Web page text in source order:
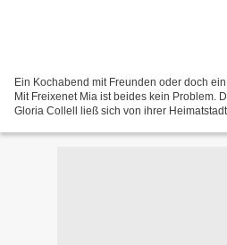
Ein Kochabend mit Freunden oder doch
Mit Freixenet Mia ist beides kein Problem.
Gloria Collell ließ sich von ihrer